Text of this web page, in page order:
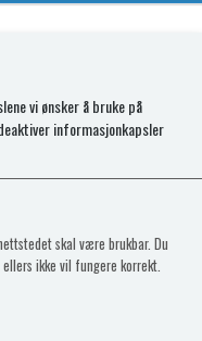
vi ønsker å bruke på
informasjonkapsler
skal være brukbar. Du
ikke vil fungere korrekt.